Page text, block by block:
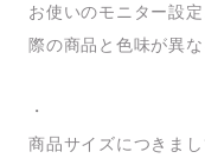
お使いのモニター設
際の商品と色味が異
・
商品サイズにつきま